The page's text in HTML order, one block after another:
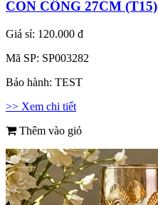
CON CÔNG 27CM (T15)
Giá sỉ: 120.000 đ
Mã SP: SP003282
Bảo hành: TEST
>> Xem chi tiết
Thêm vào giỏ